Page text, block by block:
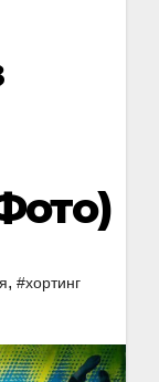
, #хортинг